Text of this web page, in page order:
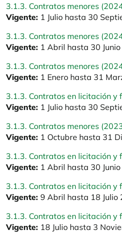
3.1.3. Contratos menores
Vigente: 1 Julio hasta 30
3.1.3. Contratos menores
Vigente: 1 Abril hasta 30
3.1.3. Contratos menores
Vigente: 1 Enero hasta 31
3.1.3. Contratos en licitación
Vigente: 1 Julio hasta 30
3.1.3. Contratos menores
Vigente: 1 Octubre hasta 31
3.1.3. Contratos en licitación
Vigente: 1 Abril hasta 30
3.1.3. Contratos en licitación
Vigente: 9 Abril hasta 18 Julio
3.1.3. Contratos en licitación
Vigente: 18 Julio hasta 3